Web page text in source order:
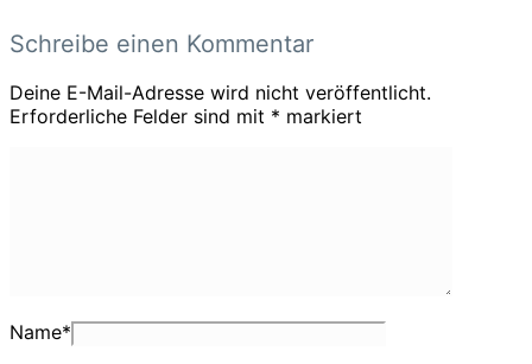
Schreibe einen Kommentar
Deine E-Mail-Adresse wird nicht veröffentlicht.
Erforderliche Felder sind mit * markiert
Name*